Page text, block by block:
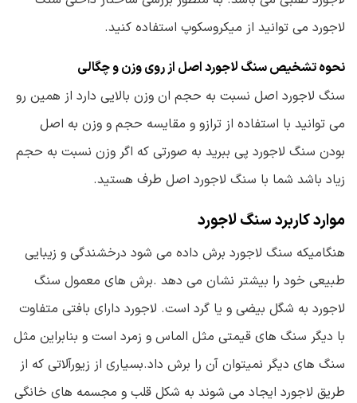
لاجورد می توانید از میکروسکوپ استفاده کنید.
نحوه تشخیص سنگ لاجورد اصل از روی وزن و چگالی
سنگ لاجورد اصل نسبت به حجم ان وزن بالایی دارد از همین رو
می توانید با استفاده از ترازو و مقایسه حجم و وزن به اصل
بودن سنگ لاجورد پی ببرید به صورتی که اگر وزن نسبت به حجم
زیاد باشد شما با سنگ لاجورد اصل طرف هستید.
موارد کاربرد سنگ لاجورد
هنگامیکه سنگ لاجورد برش داده می شود درخشندگی و زیبایی
طبیعی خود را بیشتر نشان می دهد .برش های معمول سنگ
لاجورد به شگل بیضی و یا گرد است. لاجورد دارای بافتی متفاوت
با دیگر سنگ های قیمتی مثل الماس و زمرد است و بنابراین مثل
سنگ های دیگر نمیتوان آن را برش داد.بسیاری از زیورآلاتی که از
طریق لاجورد ایجاد می شوند به شکل قلب و مجسمه های خانگی